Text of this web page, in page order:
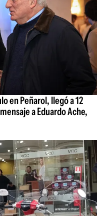
en Peñarol, llegó a 12
a Eduardo Ache,